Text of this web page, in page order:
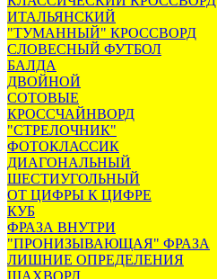
ИТАЛЬЯНСКИЙ
"ТУМАННЫЙ" КРОССВОРД
СЛОВЕСНЫЙ ФУТБОЛ
БАЛДА
ДВОЙНОЙ
СОТОВЫЕ
КРОССЧАЙНВОРД
"СТРЕЛОЧНИК"
ФОТОКЛАССИК
ДИАГОНАЛЬНЫЙ
ШЕСТИУГОЛЬНЫЙ
ОТ ЦИФРЫ К ЦИФРЕ
КУБ
ФРАЗА ВНУТРИ
"ПРОНИЗЫВАЮЩАЯ" ФРАЗА
ЛИШНИЕ ОПРЕДЕЛЕНИЯ
ШАХВОРД